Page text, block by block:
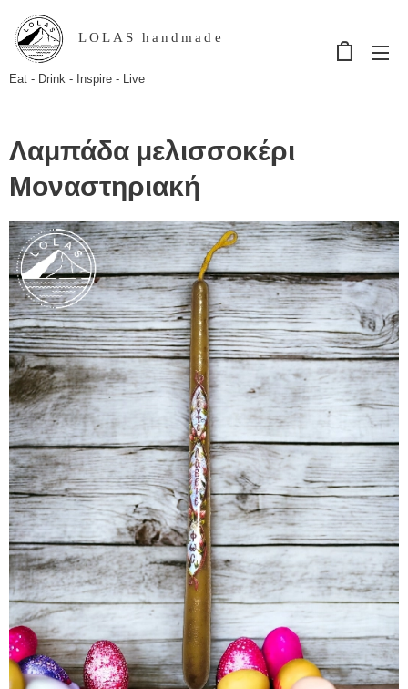
LOLAS handmade
Eat - Drink - Inspire - Live
Λαμπάδα μελισσοκέρι
Μοναστηριακή